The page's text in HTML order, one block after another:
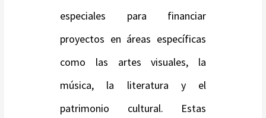
especiales para financiar
proyectos en áreas específicas
como las artes visuales, la
música, la literatura y el
patrimonio cultural. Estas